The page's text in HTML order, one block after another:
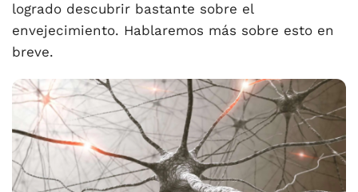
logrado descubrir bastante sobre el
envejecimiento. Hablaremos más sobre esto en
breve.